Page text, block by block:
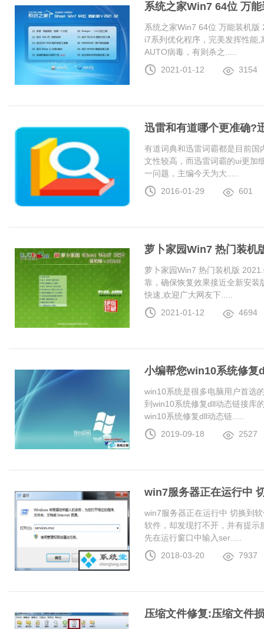
系统之家Win7 64位 万
系统之家Win7 64位 万能装机
i7系列优化程序，完美发挥性能
AUTO病毒，有则杀之.....
2021-01-12
3154
迅雷和有道哪个更准确?
有道词典和迅雷词霸都是目前
文性较高，而迅雷词霸的ui更加
一问题，主编今天为大.....
2016-01-29
601
萝卜家园Win7 热门装机
萝卜家园Win7 热门装机版
靠，确保恢复效果接近全新安
快速,欢迎广大网友下.....
2021-01-12
4694
小编帮您win10系统修复
win10系统是很多电脑用户首选
到win10系统修复dll动态链接库
win10系统修复dll动态链.....
2019-09-18
2527
win7服务器正在运行中
win7服务器正在运行中 切换到
软件，却发现打不开，并有提
先在运行窗口中输入ser.....
2018-03-20
7937
压缩文件修复:压缩文件